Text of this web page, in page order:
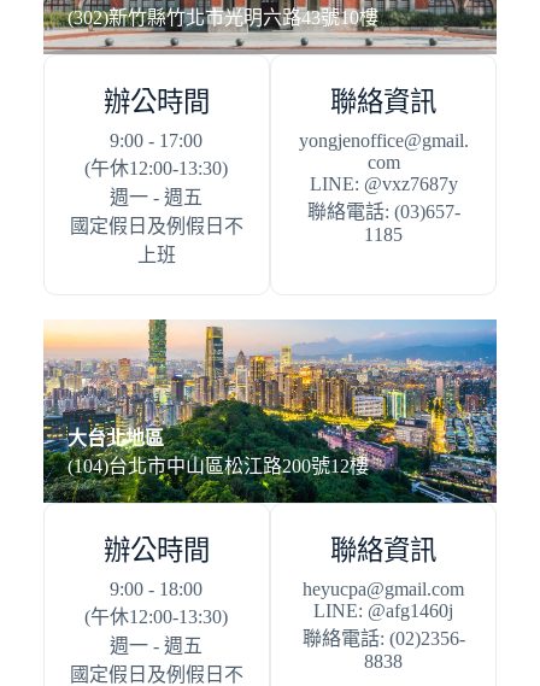
(302)新竹縣竹北市光明六路43號10樓
辦公時間
9:00 - 17:00
(午休12:00-13:30)
週一 - 週五
國定假日及例假日不
上班
聯絡資訊
yongjenoffice@gmail.
com
LINE: @vxz7687y
聯絡電話: (03)657-
1185
大台北地區
(104)台北市中山區松江路200號12樓
辦公時間
9:00 - 18:00
(午休12:00-13:30)
週一 - 週五
國定假日及例假日不
聯絡資訊
heyucpa@gmail.com
LINE: @afg1460j
聯絡電話: (02)2356-
8838